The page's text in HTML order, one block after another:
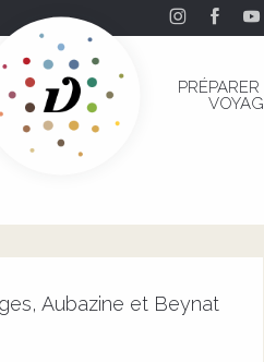
Aubazine et Beynat